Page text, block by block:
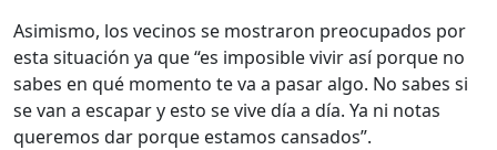
Asimismo, los vecinos se mostraron preocupados por
esta situación ya que “es imposible vivir así porque no
sabes en qué momento te va a pasar algo. No sabes si
se van a escapar y esto se vive día a día. Ya ni notas
queremos dar porque estamos cansados”.